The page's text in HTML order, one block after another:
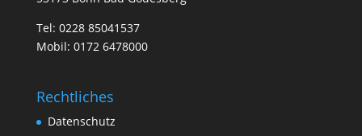
Tel: 0228 85041537
Mobil: 0172 6478000
Rechtliches
Datenschutz